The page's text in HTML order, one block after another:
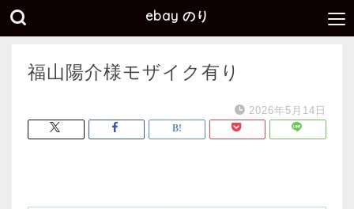
ebay のり
福山陽介様モザイク有り
2026年5月14日